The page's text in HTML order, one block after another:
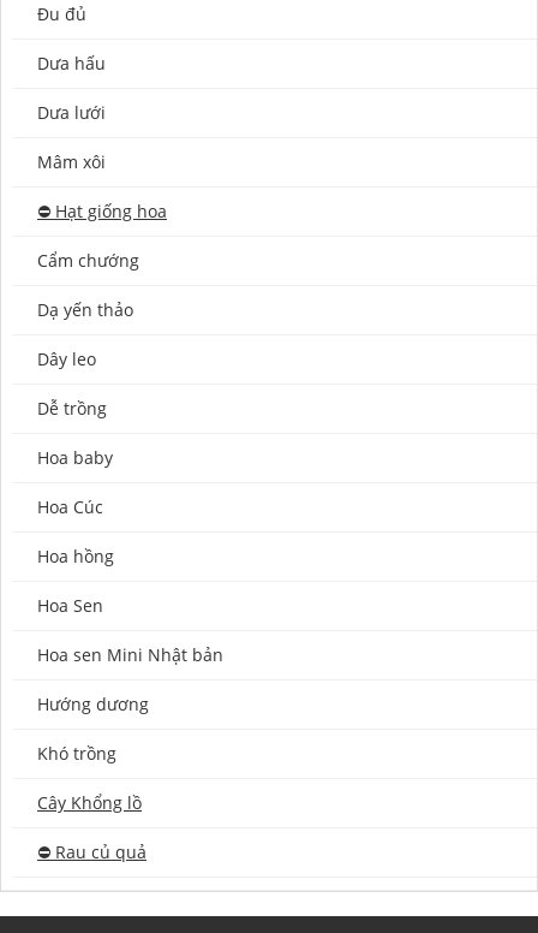
Đu đủ
Dưa hấu
Dưa lưới
Mâm xôi
⛔️ Hạt giống hoa
Cẩm chướng
Dạ yến thảo
Dây leo
Dễ trồng
Hoa baby
Hoa Cúc
Hoa hồng
Hoa Sen
Hoa sen Mini Nhật bản
Hướng dương
Khó trồng
Cây Khổng lồ
⛔️ Rau củ quả